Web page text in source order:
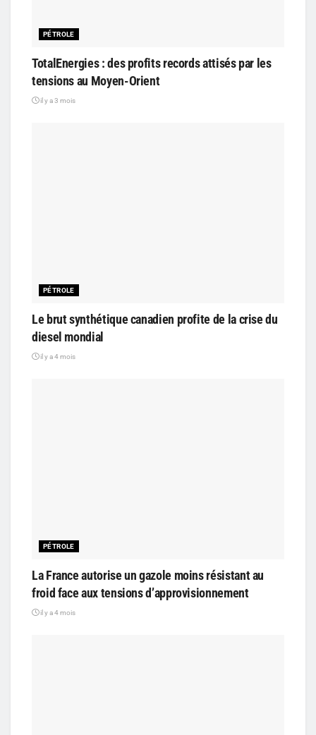
PÉTROLE
TotalEnergies : des profits records attisés par les
tensions au Moyen-Orient
il y a 3 mois
PÉTROLE
Le brut synthétique canadien profite de la crise du
diesel mondial
il y a 4 mois
PÉTROLE
La France autorise un gazole moins résistant au
froid face aux tensions d’approvisionnement
il y a 4 mois